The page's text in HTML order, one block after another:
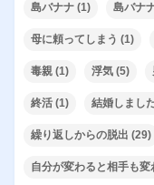
島バナナ (1) 島バナ
母に頼ってしまう (1)
毒親 (1) 浮気 (5)
終活 (1) 結婚しまし
繰り返しからの脱出 (29)
自分が変わると相手も変